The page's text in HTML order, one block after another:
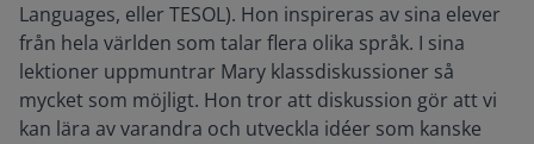
Languages, eller TESOL). Hon inspireras av sina elever
från hela världen som talar flera olika språk. I sina
lektioner uppmuntrar Mary klassdiskussioner så
mycket som möjligt. Hon tror att diskussion gör att vi
kan lära av varandra och utveckla idéer som kanske